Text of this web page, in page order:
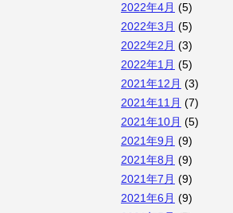
2022年4月 (5)
2022年3月 (5)
2022年2月 (3)
2022年1月 (5)
2021年12月 (3)
2021年11月 (7)
2021年10月 (5)
2021年9月 (9)
2021年8月 (9)
2021年7月 (9)
2021年6月 (9)